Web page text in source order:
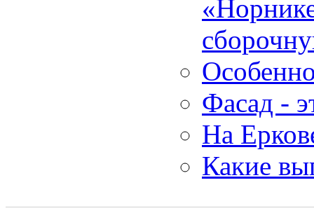
Фасад -
На
Какие